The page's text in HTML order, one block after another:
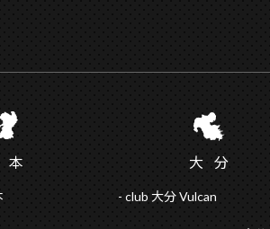
本 大分
club 大分 Vulcan